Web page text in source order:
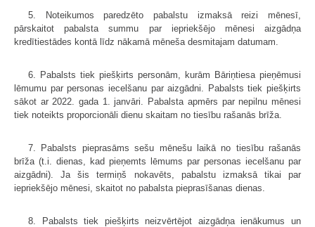
5. Noteikumos paredzēto pabalstu izmaksā reizi mēnesī,
pārskaitot pabalsta summu par iepriekšējo mēnesi aizgādņa
kredītiestādes kontā līdz nākamā mēneša desmitajam datumam.
6. Pabalsts tiek piešķirts personām, kurām Bāriņtiesa pieņēmusi
lēmumu par personas iecelšanu par aizgādni. Pabalsts tiek piešķirts
sākot ar 2022. gada 1. janvāri. Pabalsta apmērs par nepilnu mēnesi
tiek noteikts proporcionāli dienu skaitam no tiesību rašanās brīža.
7. Pabalsts pieprasāms sešu mēnešu laikā no tiesību rašanās
brīža (t.i. dienas, kad pieņemts lēmums par personas iecelšanu par
aizgādni). Ja šis termiņš nokavēts, pabalstu izmaksā tikai par
iepriekšējo mēnesi, skaitot no pabalsta pieprasīšanas dienas.
8. Pabalsts tiek piešķirts neizvērtējot aizgādņa ienākumus un